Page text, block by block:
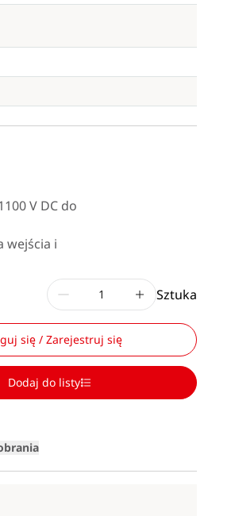
V DC do
wejścia i
Loading
Sztuka
się / Zarejestruj się
Dodaj do listy